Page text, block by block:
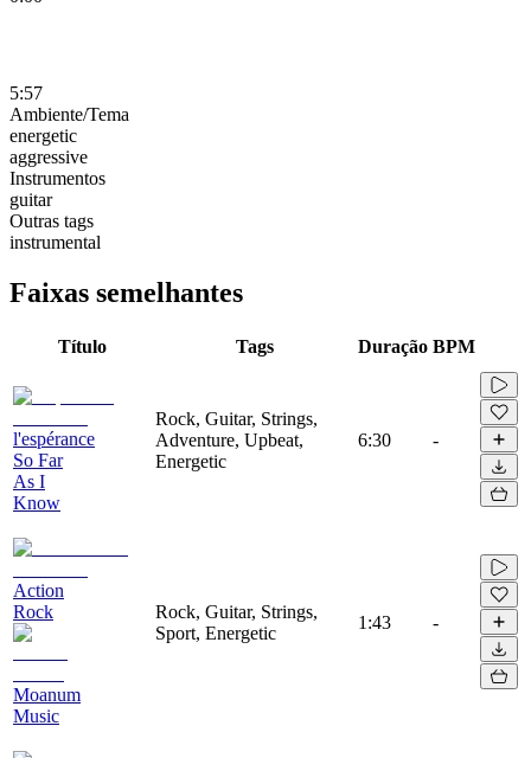
5:57
Ambiente/Tema
energetic
aggressive
Instrumentos
guitar
Outras tags
instrumental
Faixas semelhantes
Título Tags Duração BPM
l'espérance
So Far
As I
Know
Rock, Guitar, Strings,
Adventure, Upbeat,
Energetic
6:30 -
Action
Rock
Moanum
Music
Rock, Guitar, Strings,
Sport, Energetic
1:43 -